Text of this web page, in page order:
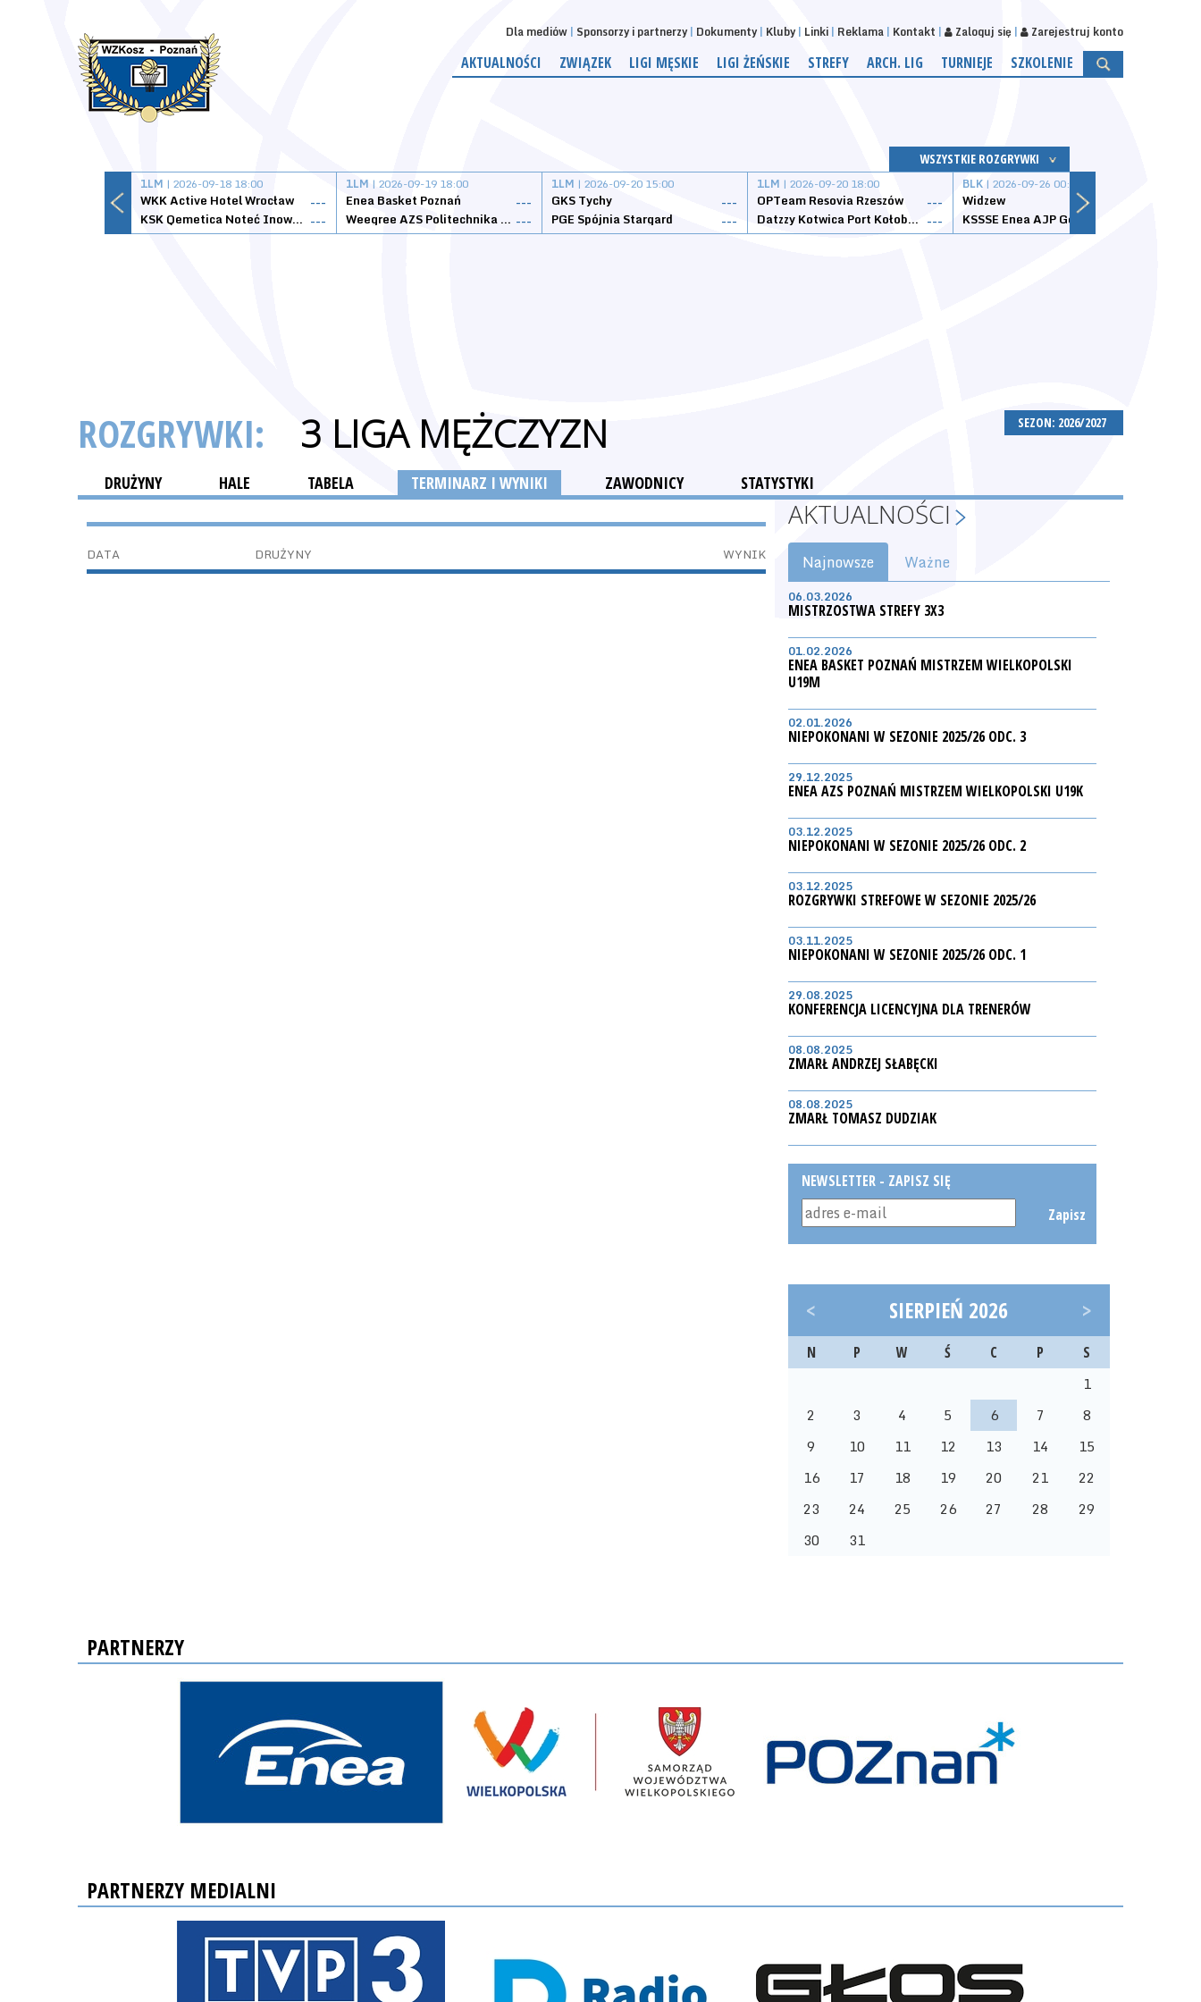
Dla mediów Sponsorzy i partnerzy Dokumenty Kluby Linki Reklama Kontakt Zaloguj się Zarejestruj konto
AKTUALNOŚCI ZWIĄZEK LIGI MĘSKIE LIGI ŻEŃSKIE STREFY ARCH. LIG TURNIEJE SZKOLENIE
WSZYSTKIE ROZGRYWKI
1LM | 2026-09-18 18:00
WKK Active Hotel Wrocław
---
KSK Qemetica Noteć Inowrocław ---
1LM | 2026-09-19 18:00
Enea Basket Poznań
---
Weegree AZS Politechnika Opolska ---
1LM | 2026-09-20 15:00
GKS Tychy
---
PGE Spójnia Stargard
---
1LM | 2026-09-20 18:00
OPTeam Resovia Rzeszów
---
Datzzy Kotwica Port Kołobrzeg ---
BLK | 2026-09-26 00:00
Widzew
SEZON: 2026/2027
ROZGRYWKI: 3 LIGA MĘŻCZYZN
DRUŻYNY HALE TABELA TERMINARZ I WYNIKI ZAWODNICY STATYSTYKI
DATA DRUŻYNY WYNIK
AKTUALNOŚCI
Najnowsze Ważne
06.03.2026
MISTRZOSTWA STREFY 3X3
01.02.2026
ENEA BASKET POZNAŃ MISTRZEM WIELKOPOLSKI
U19M
02.01.2026
NIEPOKONANI W SEZONIE 2025/26 ODC. 3
29.12.2025
ENEA AZS POZNAŃ MISTRZEM WIELKOPOLSKI U19K
03.12.2025
NIEPOKONANI W SEZONIE 2025/26 ODC. 2
03.12.2025
ROZGRYWKI STREFOWE W SEZONIE 2025/26
03.11.2025
NIEPOKONANI W SEZONIE 2025/26 ODC. 1
29.08.2025
KONFERENCJA LICENCYJNA DLA TRENERÓW
08.08.2025
ZMARŁ ANDRZEJ SŁABĘCKI
08.08.2025
ZMARŁ TOMASZ DUDZIAK
NEWSLETTER - ZAPISZ SIĘ
Zapisz
< SIERPIEŃ 2026 >
N P W Ś C P S
1
2
3 4 5 6 7
8
9
10 11 12 13 14
15
16
17 18 19 20 21
22
23
24 25 26 27 28
29
30
31
PARTNERZY
PARTNERZY MEDIALNI